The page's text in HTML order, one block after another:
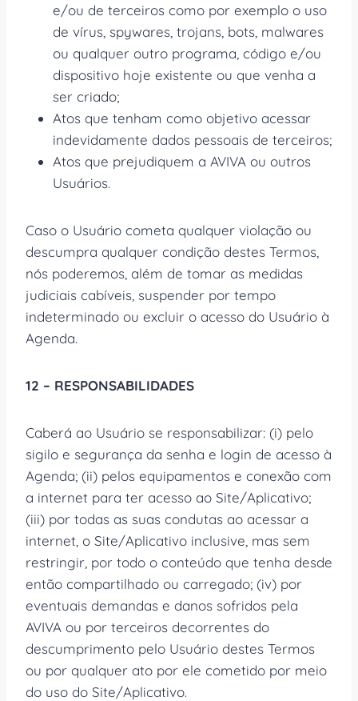
e/ou de terceiros como por exemplo o uso
de vírus, spywares, trojans, bots, malwares
ou qualquer outro programa, código e/ou
dispositivo hoje existente ou que venha a
ser criado;
Atos que tenham como objetivo acessar
indevidamente dados pessoais de terceiros;
Atos que prejudiquem a AVIVA ou outros
Usuários.
Caso o Usuário cometa qualquer violação ou
descumpra qualquer condição destes Termos,
nós poderemos, além de tomar as medidas
judiciais cabíveis, suspender por tempo
indeterminado ou excluir o acesso do Usuário à
Agenda.
12 – RESPONSABILIDADES
Caberá ao Usuário se responsabilizar: (i) pelo
sigilo e segurança da senha e login de acesso à
Agenda; (ii) pelos equipamentos e conexão com
a internet para ter acesso ao Site/Aplicativo;
(iii) por todas as suas condutas ao acessar a
internet, o Site/Aplicativo inclusive, mas sem
restringir, por todo o conteúdo que tenha desde
então compartilhado ou carregado; (iv) por
eventuais demandas e danos sofridos pela
AVIVA ou por terceiros decorrentes do
descumprimento pelo Usuário destes Termos
ou por qualquer ato por ele cometido por meio
do uso do Site/Aplicativo.